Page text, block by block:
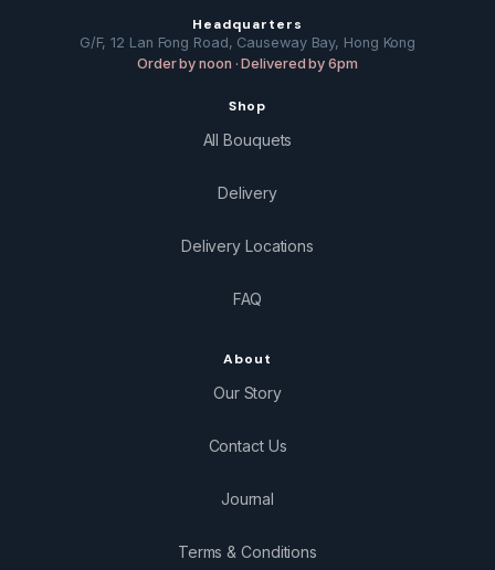
Headquarters
G/F, 12 Lan Fong Road, Causeway Bay, Hong Kong
Order by noon · Delivered by 6pm
Shop
All Bouquets
Delivery
Delivery Locations
FAQ
About
Our Story
Contact Us
Journal
Terms & Conditions